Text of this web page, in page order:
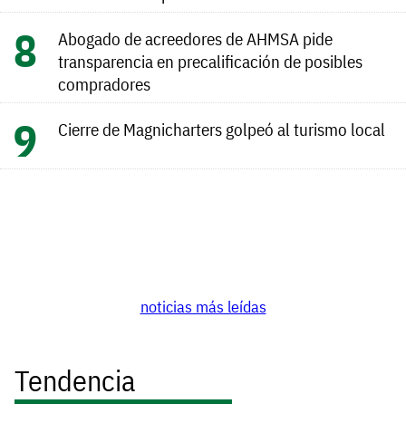
Abogado de acreedores de AHMSA pide
transparencia en precalificación de posibles
compradores
Cierre de Magnicharters golpeó al turismo local
noticias más leídas
Tendencia